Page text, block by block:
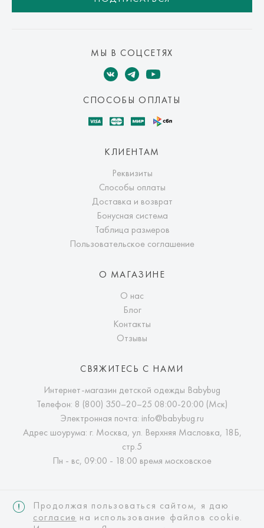
МЫ В СОЦСЕТЯХ
СПОСОБЫ ОПЛАТЫ
КЛИЕНТАМ
Реквизиты
Способы оплаты
Доставка и возврат
Бонусная система
Таблица размеров
Пользовательское соглашение
О МАГАЗИНЕ
О нас
Блог
Контакты
Отзывы
СВЯЖИТЕСЬ С НАМИ
Интернет-магазин детской одежды Babybug
Телефон: 8 (800) 350–20–25 08:00-20:00 (Мск)
Электронная почта: info@babybug.ru
Адрес шоурума: г. Москва, ул. Верхняя Масловка, 18Б,
стр.5
Пн - вс, 09:00 - 18:00 время московское
Продолжая пользоваться сайтом, я даю
согласие на использование файлов cookie.